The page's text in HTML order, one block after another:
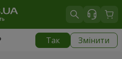
Так Змінити